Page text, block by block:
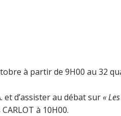
à partir de 9H00 au 32
et d’assister au débat sur«
à 10H00.